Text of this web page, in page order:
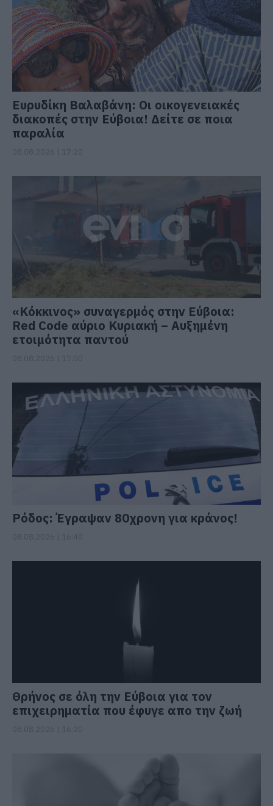
Ευρυδίκη Βαλαβάνη: Οι οικογενειακές
διακοπές στην Εύβοια! Δείτε σε ποια
παραλία
«Κόκκινος» συναγερμός στην Εύβοια:
Red Code αύριο Κυριακή – Αυξημένη
ετοιμότητα παντού
Ρόδος: Έγραψαν 80χρονη για κράνος!
Θρήνος σε όλη την Εύβοια για τον
επιχειρηματία που έφυγε απο την ζωή